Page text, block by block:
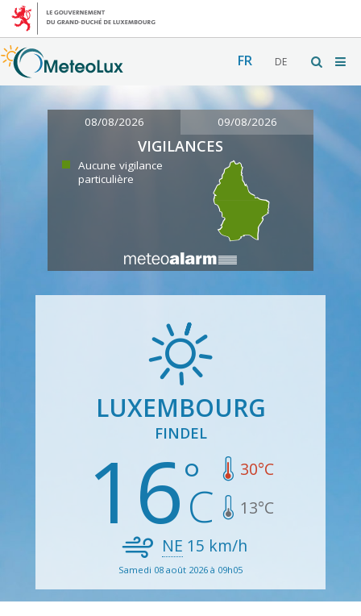
FR DE
08/08/2026 09/08/2026
VIGILANCES
Aucune vigilance
particulière
LUXEMBOURG
FINDEL
16 30°C
13°C
NE 15 km/h
Samedi 08 août 2026 à 09h05